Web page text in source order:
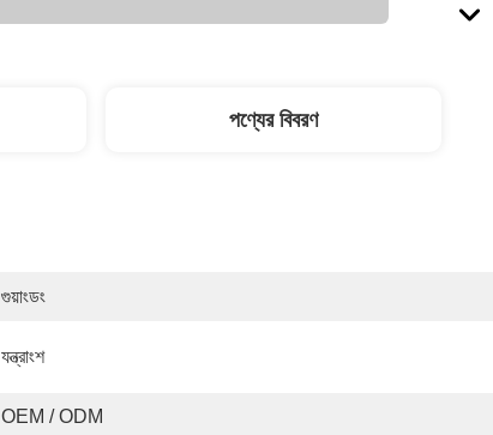
পণ্যের বিবরণ
গুয়াংডং
যন্ত্রাংশ
OEM / ODM